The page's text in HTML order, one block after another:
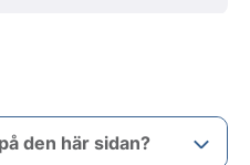
den här sidan?